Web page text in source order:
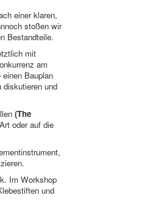
einer klaren,
stoßen wir
Bestandteile.
mit
am
Bauplan
und
(The
oder auf die
Im Workshop
und